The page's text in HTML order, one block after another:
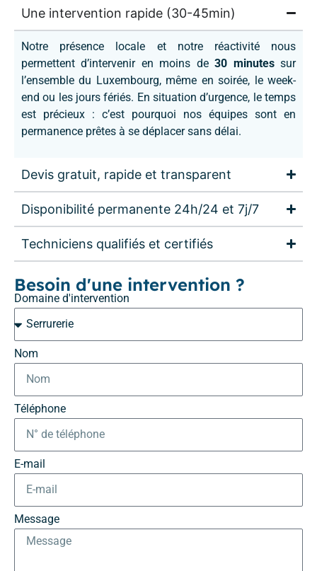
Une intervention rapide (30-45min)
Notre présence locale et notre réactivité nous
permettent d’intervenir en moins de30 minutessur
l’ensemble du Luxembourg, même en soirée, le week-
end ou les jours fériés. En situation d’urgence, le temps
est précieux : c’est pourquoi nos équipes sont en
permanence prêtes à se déplacer sans délai.
Devis gratuit, rapide et transparent
Disponibilité permanente 24h/24 et 7j/7
Techniciens qualifiés et certifiés
Besoin d'une intervention ?
Domaine d'intervention
Nom
Téléphone
E-mail
Message